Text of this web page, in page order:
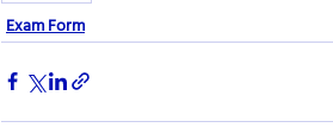
Exam Form